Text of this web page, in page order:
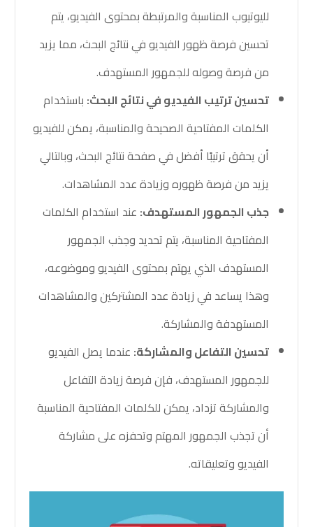
لليوتيوب المناسبة والمرتبطة بمحتوى الفيديو، يتم
تحسين فرصة ظهور الفيديو في نتائج البحث، مما يزيد
من فرصة وصوله للجمهور المستهدف.
تحسين ترتيب الفيديو في نتائج البحث: باستخدام
الكلمات المفتاحية الصحيحة والمناسبة، يمكن للفيديو
أن يحقق ترتيبًا أفضل في صفحة نتائج البحث، وبالتالي
يزيد من فرصة ظهوره وزيادة عدد المشاهدات.
جذب الجمهور المستهدف: عند استخدام الكلمات
المفتاحية المناسبة، يتم تحديد وجذب الجمهور
المستهدف الذي يهتم بمحتوى الفيديو وموضوعه،
وهذا يساعد في زيادة عدد المشتركين والمشاهدات
المستهدفة والمشاركة.
تحسين التفاعل والمشاركة: عندما يصل الفيديو
للجمهور المستهدف، فإن فرصة زيادة التفاعل
والمشاركة تزداد، يمكن للكلمات المفتاحية المناسبة
أن تجذب الجمهور المهتم وتحفزه على مشاركة
الفيديو وتعليقاته.